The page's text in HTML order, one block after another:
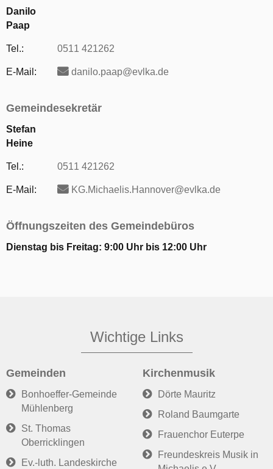
Danilo
Paap
Tel.: 0511 421262
E-Mail: danilo.paap@evlka.de
Gemeindesekretär
Stefan
Heine
Tel.: 0511 421262
E-Mail: KG.Michaelis.Hannover@evlka.de
Öffnungszeiten des Gemeindebüros
Dienstag bis Freitag: 9:00 Uhr bis 12:00 Uhr
Wichtige Links
Gemeinden
Bonhoeffer-Gemeinde
Mühlenberg
St. Thomas
Oberricklingen
Ev.-luth. Landeskirche
Kirchenmusik
Dörte Mauritz
Roland Baumgarte
Frauenchor Euterpe
Freundeskreis Musik in